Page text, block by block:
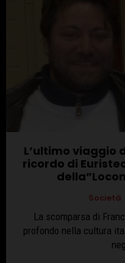
L’ultimo viaggio
ricordo di
Società
La scomparsa di
profondo nella cultura